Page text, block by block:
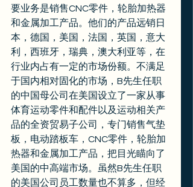
要业务是销售CNC零件，轮胎加热器
和金属加工产品。他们的产品远销日
本，德国，美国，法国，英国，意大
利，西班牙，瑞典，澳大利亚等，在
行业内占有一定的市场份额。不满足
于国内相对固化的市场，B先生任职
的中国母公司在美国设立了一家从事
体育运动零件和配件以及运动相关产
品的全资贸易子公司，专门销售气垫
板，电动踏板车，CNC零件，轮胎加
热器和金属加工产品，把目光瞄向了
美国的中高端市场。虽然B先生任职
的美国公司员工数量也不算多，但经